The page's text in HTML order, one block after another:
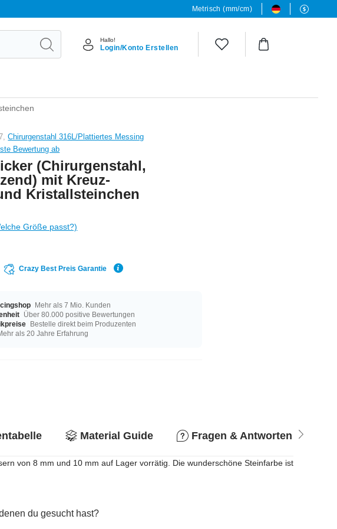
Metrisch (mm/cm)
Hallo!
Login/Konto Erstellen
Chirurgenstahl 316L/Plattiertes Messing
Bewertung ab
(Chirurgenstahl,
mit Kreuz-
Kristallsteinchen
Größe passt?)
Crazy Best Preis Garantie
Mehr als 7 Mio. Kunden
Über 80.000 positive Bewertungen
Bestelle direkt beim Produzenten
als 20 Jahre Erfahrung
Material Guide Fragen & Antworten
von 8 mm und 10 mm auf Lager vorrätig. Die wunderschöne Steinfarbe ist
du gesucht hast?